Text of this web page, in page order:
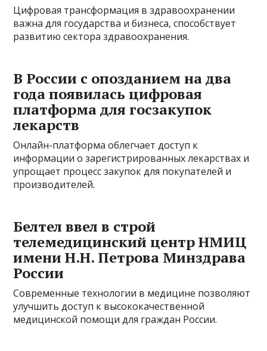
Цифровая трансформация в здравоохранении
важна для государства и бизнеса, способствует
развитию сектора здравоохранения.
В России с опозданием на два
года появилась цифровая
платформа для госзакупок
лекарств
Онлайн-платформа облегчает доступ к
информации о зарегистрированных лекарствах и
упрощает процесс закупок для покупателей и
производителей.
Белтел ввел в строй
телемедицинский центр НМИЦ
имени Н.Н. Петрова Минздрава
России
Современные технологии в медицине позволяют
улучшить доступ к высококачественной
медицинской помощи для граждан России.